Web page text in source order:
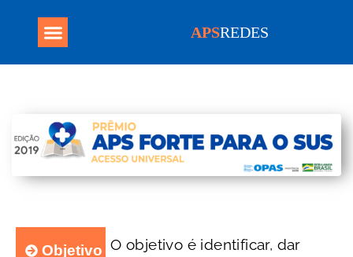
APSREDES
Objetivo O objetivo é identificar, dar